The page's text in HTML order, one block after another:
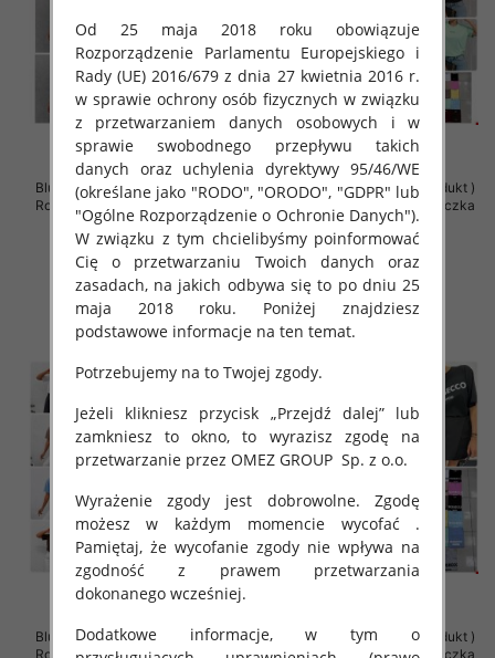
Bluzki damskie (Polska produkt )
Roz Standard , Mix Kolor Paczka
5 szt
38.00 zł
szczegóły
Bluzki damskie (Polska produkt )
Roz Standard , Mix Kolor Paczka
5 szt
36.00 zł
szczegóły
Bluzki damskie (Polska produkt )
Roz Standard , Mix Kolor Paczka
Bluzki damskie (Polska produkt )
Roz Standard , Mix Kolor Paczka
Od 25 maja 2018 roku obowiązuje
Rozporządzenie Parlamentu Europejskiego i
Rady (UE) 2016/679 z dnia 27 kwietnia 2016 r.
w sprawie ochrony osób fizycznych w związku
z przetwarzaniem danych osobowych i w
sprawie swobodnego przepływu takich
danych oraz uchylenia dyrektywy 95/46/WE
(określane jako "RODO", "ORODO", "GDPR" lub
"Ogólne Rozporządzenie o Ochronie Danych").
W związku z tym chcielibyśmy poinformować
Cię o przetwarzaniu Twoich danych oraz
zasadach, na jakich odbywa się to po dniu 25
maja 2018 roku. Poniżej znajdziesz
podstawowe informacje na ten temat.
Potrzebujemy na to Twojej zgody.
Jeżeli klikniesz przycisk „Przejdź dalej” lub
zamkniesz to okno, to wyrazisz zgodę na
przetwarzanie przez OMEZ GROUP Sp. z o.o.
Wyrażenie zgody jest dobrowolne. Zgodę
możesz w każdym momencie wycofać .
Pamiętaj, że wycofanie zgody nie wpływa na
zgodność z prawem przetwarzania
dokonanego wcześniej.
Dodatkowe informacje, w tym o